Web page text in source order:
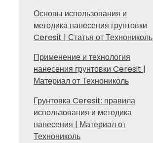
Основы использования и
методика нанесения грунтовки
Ceresit | Статья от Технониколь
Применение и технология
нанесения грунтовки Ceresit |
Материал от Технониколь
Грунтовка Ceresit: правила
использования и методика
нанесения | Материал от
Технониколь